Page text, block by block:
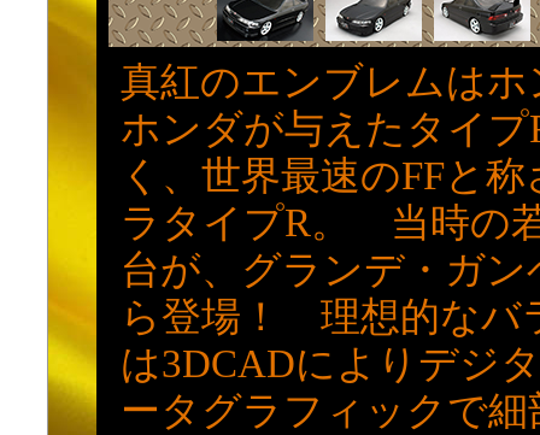
真紅のエンブレムは
ホンダが与えたタイ
く、世界最速のFFと
ラタイプR。 当時の
台が、グランデ・ガ
ら登場！ 理想的なバ
は3DCADによりデジ
ータグラフィックで